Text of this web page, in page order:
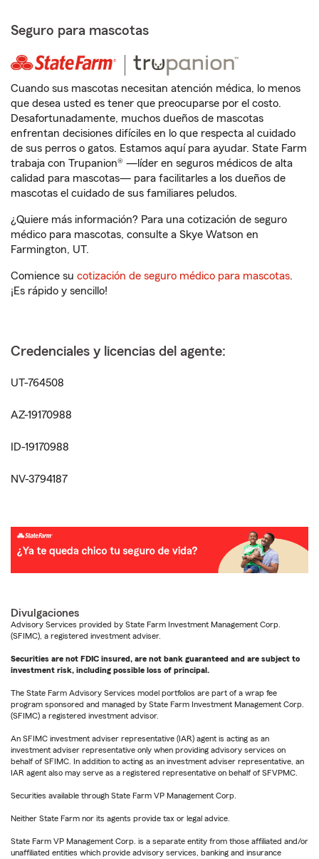
Seguro para mascotas
Cuando sus mascotas necesitan atención médica, lo menos
que desea usted es tener que preocuparse por el costo.
Desafortunadamente, muchos dueños de mascotas
enfrentan decisiones difíciles en lo que respecta al cuidado
de sus perros o gatos. Estamos aquí para ayudar. State Farm
trabaja con Trupanion® —líder en seguros médicos de alta
calidad para mascotas— para facilitarles a los dueños de
mascotas el cuidado de sus familiares peludos.
¿Quiere más información? Para una cotización de seguro
médico para mascotas, consulte a Skye Watson en
Farmington, UT.
Comience su cotización de seguro médico para mascotas.
¡Es rápido y sencillo!
Credenciales y licencias del agente:
UT-764508
AZ-19170988
ID-19170988
NV-3794187
Divulgaciones
Advisory Services provided by State Farm Investment Management Corp.
(SFIMC), a registered investment adviser.
Securities are not FDIC insured, are not bank guaranteed and are subject to
investment risk, including possible loss of principal.
The State Farm Advisory Services model portfolios are part of a wrap fee
program sponsored and managed by State Farm Investment Management Corp.
(SFIMC) a registered investment advisor.
An SFIMC investment adviser representative (IAR) agent is acting as an
investment adviser representative only when providing advisory services on
behalf of SFIMC. In addition to acting as an investment adviser representative, an
IAR agent also may serve as a registered representative on behalf of SFVPMC.
Securities available through State Farm VP Management Corp.
Neither State Farm nor its agents provide tax or legal advice.
State Farm VP Management Corp. is a separate entity from those affiliated and/or
unaffiliated entities which provide advisory services, banking and insurance